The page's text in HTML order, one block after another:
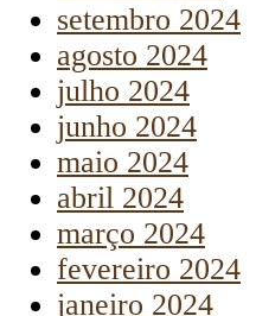
setembro 2024
agosto 2024
julho 2024
junho 2024
maio 2024
abril 2024
março 2024
fevereiro 2024
janeiro 2024